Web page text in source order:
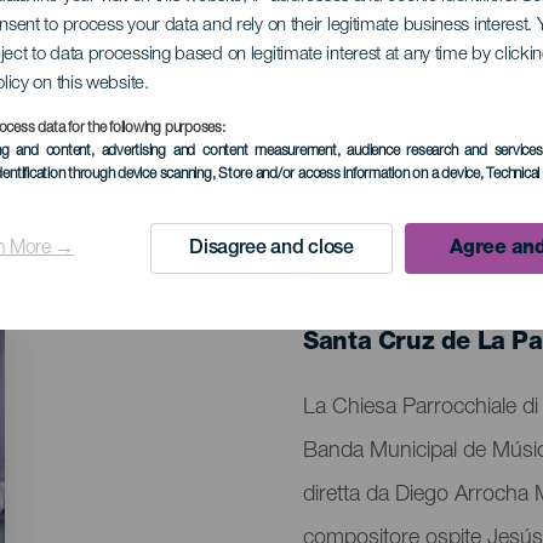
to process your data and rely on their legitimate business interest.
to data processing based on legitimate interest at any time by
on this website.
data for the following purposes:
and content, advertising and content measurement, audience research and
through device scanning, Store and/or access information on a device,
More → Disagree and close Agree
della Banda
EVENTO PASSATO
Localidad
Santa Cruz de La
Descripción
del
evento
La Chiesa Parrocchiale
Banda Municipal de
diretta da Diego Arrocha